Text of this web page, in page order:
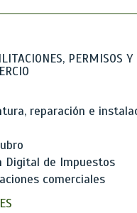
PERMISOS Y
reparación e
Digital de Impuestos
comerciales